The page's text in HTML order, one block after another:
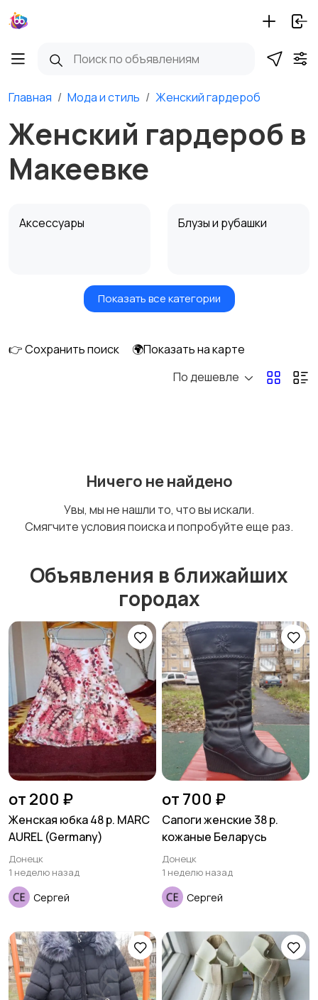
Главная Мода и стиль Женский гардероб
Женский гардероб в
Макеевке
Аксессуары Блузы и рубашки
Будущим мамам Верхняя одежда
Домашняя одежда
Пиджаки и костюмы Платья и юбки
Трикотаж Спортивная одежда
Футболки и топы Штаны и шорты
Другая женская
одежда
Показать все категории
👉 Сохранить поиск
🌍Показать на карте
По дешевле
Ничего не найдено
Увы, мы не нашли то, что вы искали.
Смягчите условия поиска и попробуйте еще раз.
Объявления в ближайших
городах
от 200 ₽
Женская юбка 48 р. MARC
AUREL (Germany)
Донецк
1 неделю назад
Сергей
от 700 ₽
Сапоги женские 38 р.
кожаные Беларусь
Донецк
1 неделю назад
Сергей